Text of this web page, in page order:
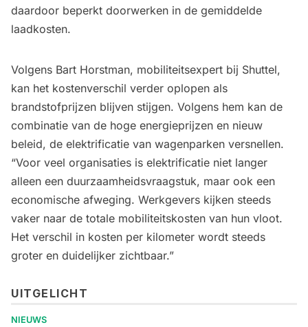
daardoor beperkt doorwerken in de gemiddelde
laadkosten.
Volgens Bart Horstman, mobiliteitsexpert bij Shuttel,
kan het kostenverschil verder oplopen als
brandstofprijzen blijven stijgen. Volgens hem kan de
combinatie van de hoge energieprijzen en nieuw
beleid, de elektrificatie van wagenparken versnellen.
“Voor veel organisaties is elektrificatie niet langer
alleen een duurzaamheidsvraagstuk, maar ook een
economische afweging. Werkgevers kijken steeds
vaker naar de totale mobiliteitskosten van hun vloot.
Het verschil in kosten per kilometer wordt steeds
groter en duidelijker zichtbaar.”
UITGELICHT
NIEUWS